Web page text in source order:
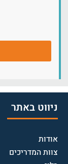
ניווט באתר
אודות
צוות המדריכים